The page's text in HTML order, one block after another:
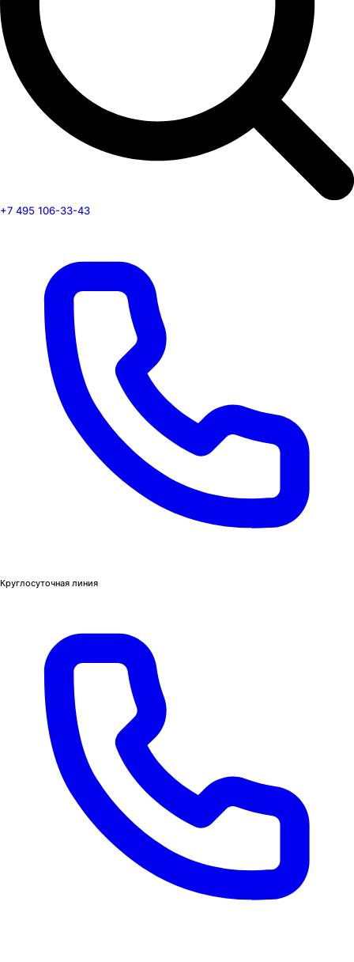
+7 495 106-33-43
Круглосуточная линия